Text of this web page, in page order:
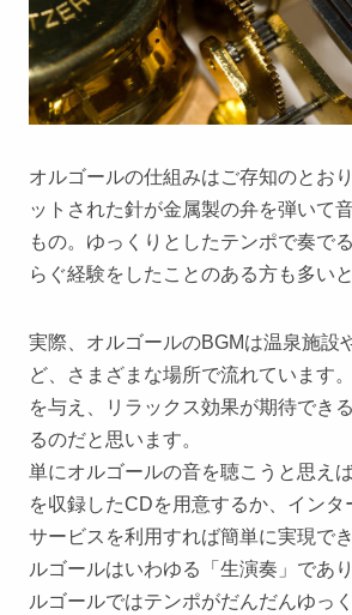
オルゴールの仕組みはご存知のとお
ットされた針が金属製の弁を弾いて
もの。ゆっくりとしたテンポで奏で
らぐ経験をしたことのある方も多い
実際、オルゴールのBGMは温泉施設
ど、さまざまな場所で流れています
を与え、リラックス効果が期待でき
るのだと思います。
単にオルゴールの音を聴こうと思え
を収録したCDを用意するか、インタ
サービスを利用すれば簡単に実現で
ルゴールはいわゆる「生演奏」であ
ルゴールではテンポがだんだんゆっ